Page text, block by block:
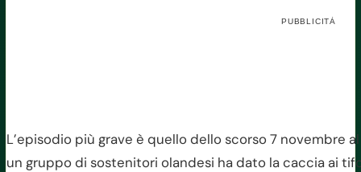
PUBBLICITÀ
L’episodio più grave è quello dello scorso 7 novembre
un gruppo di sostenitori olandesi ha dato la caccia ai